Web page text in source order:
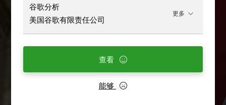
谷歌分析
美国谷歌有限责任公司
更多
能够
查看